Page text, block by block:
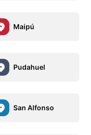
Maipú
Pudahuel
San Alfonso